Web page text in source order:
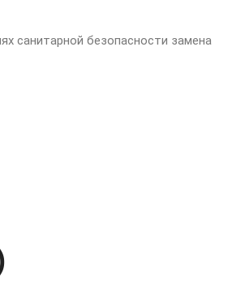
санитарной безопасности замена